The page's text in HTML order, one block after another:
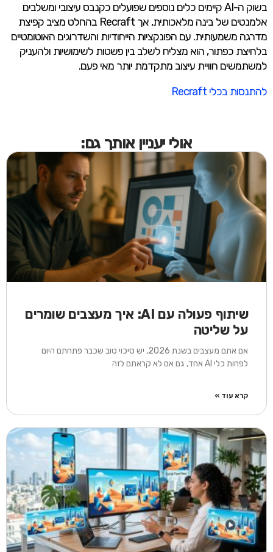
בשוק ה-AI קיימים כלים נוספים שפועלים כקנבס עיצובי ומשלבים
אלמנטים של בינה מלאכותית, אך Recraft בהחלט מציב קפיצת
מדרגה משמעותית. עם הפונקציות הייחודיות והשדרוגים האוטומטיים
בלחיצת כפתור, הוא מצליח לשלב בין פשטות לשימושיות ולהעניק
למשתמשים חוויית עיצוב מתקדמת יותר מאי פעם.
להתנסות בכלי Recraft
אולי יעניין אותך גם:
שיתוף פעולה עם AI: איך מעצבים שומרים
על שליטה
אם אתם מעצבים בשנת 2026, יש סיכוי טוב שכבר פתחתם היום
לפחות כלי AI אחד, גם אם לא קראתם לזה
קרא עוד »